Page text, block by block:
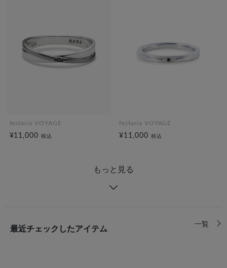
festaria VOYAGE
¥11,000税込
festaria VOYAGE
¥11,000 税込
もっと見る
最近チェックしたアイテム
一覧